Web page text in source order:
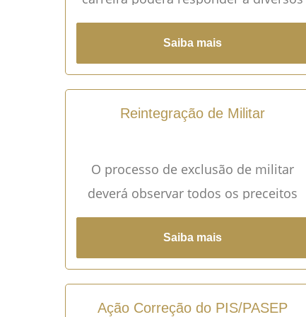
processos administrativos e Inquérito
Policial Militar.
Saiba mais
Reintegração de Militar
O processo de exclusão de militar
deverá observar todos os preceitos
legais. O erro ou a inobservância dos
direitos e garantias básicas, bem
como das regras processuais, gera
direito a reintegração.
Saiba mais
Ação Correção do PIS/PASEP